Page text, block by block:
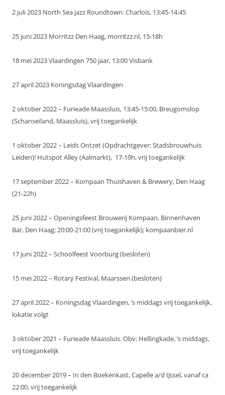
2 juli 2023 North Sea jazz Roundtown: Charlois, 13:45-14:45
25 juni 2023 Morritzz Den Haag, morritzz.nl, 15-18h
18 mei 2023 Vlaardingen 750 jaar, 13:00 Visbank
27 april 2023 Koningsdag Vlaardingen
2 oktober 2022 – Furieade Maassluis, 13:45-15:00, Breugomslop
(Schanseiland, Maassluis), vrij toegankelijk
1 oktober 2022 – Leids Ontzet (Opdrachtgever: Stadsbrouwhuis
Leiden)! Hutspot Alley (Aalmarkt), 17-19h, vrij toegankelijk
17 september 2022 – Kompaan Thuishaven & Brewery, Den Haag
(21-22h)
25 juni 2022 – Openingsfeest Brouwerij Kompaan, Binnenhaven
Bar, Den Haag; 20:00-21:00 (vrij toegankelijk); kompaanbier.nl
17 juni 2022 – Schoolfeest Voorburg (besloten)
15 mei 2022 – Rotary Festival, Maarssen (besloten)
27 april 2022 – Koningsdag Vlaardingen, ’s middags vrij toegankelijk,
lokatie volgt
3 oktober 2021 – Furieade Maassluis. Obv: Hellingkade, ’s middags,
vrij toegankelijk
20 december 2019 – In den Boekenkast, Capelle a/d IJssel, vanaf ca
22:00, vrij toegankelijk